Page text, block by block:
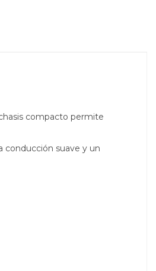
compacto permite
conducción suave y un